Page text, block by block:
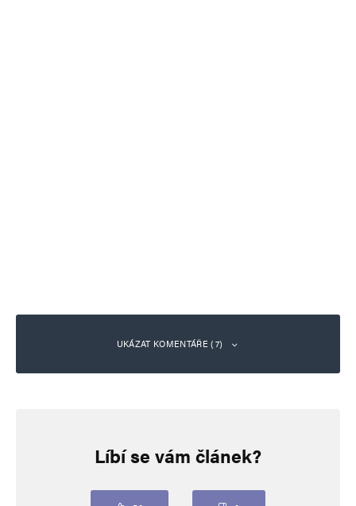
UKÁZAT KOMENTÁŘE (7)
26. 5. 2026 (13:42)
Líbí se vám článek?